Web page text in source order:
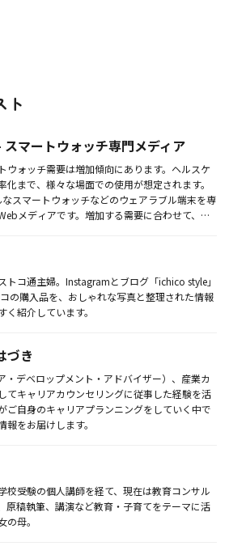
ト
マートウォッチ専門メディア
ウォッチ需要は増加傾向にあります。ヘルスケ
化まで、様々な場面での使用が想定されます。
スマートウォッチなどのウェアラブル端末を専
メディアです。増加する需要に合わせて、多
トコ通主婦。Instagramとブログ「ichico style」
の購入品を、おしゃれな写真と整理された情報
く紹介しています。
づき
・デベロップメント・アドバイザー）、産業カ
てキャリアカウンセリングに従事した経験を活
ご自身のキャリアプランニングをしていく中で
報をお届けします。
校受験の個人講師を経て、現在は教育コンサル
原稿執筆、講演など教育・子育てをテーマに活
の母。